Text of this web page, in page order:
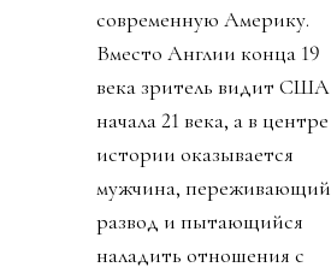
современную Америку.
Вместо Англии конца 19
века зритель видит США
начала 21 века, а в центре
истории оказывается
мужчина, переживающий
развод и пытающийся
наладить отношения с